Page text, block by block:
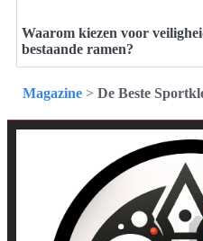
Waarom kiezen voor
bestaande ramen?
Magazine > De Beste